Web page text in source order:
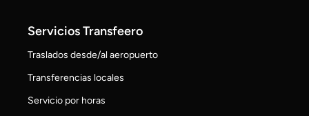
Servicios Transfeero
Traslados desde/al aeropuerto
Transferencias locales
Servicio por horas